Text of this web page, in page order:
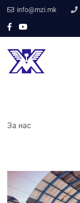
info@mzi.mk
За нас